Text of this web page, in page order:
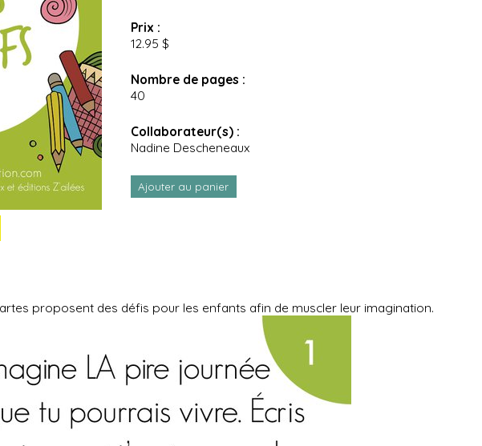
Prix :
12.95 $
Nombre de pages :
40
Collaborateur(s) :
Nadine Descheneaux
Ajouter au panier
proposent des défis pour les enfants afin de muscler leur imagination.